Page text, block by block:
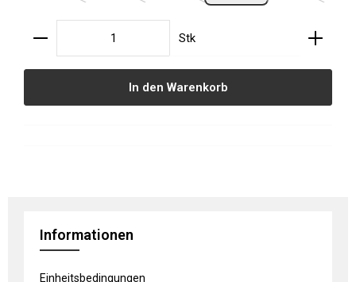
Produkt Anzahl: Gib den gewünschten Wert ein
Stk
In den Warenkorb
Informationen
Einheitsbedingungen